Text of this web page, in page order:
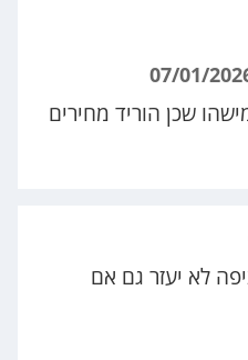
שכן הוריד מחירים
לא יעזר גם אם